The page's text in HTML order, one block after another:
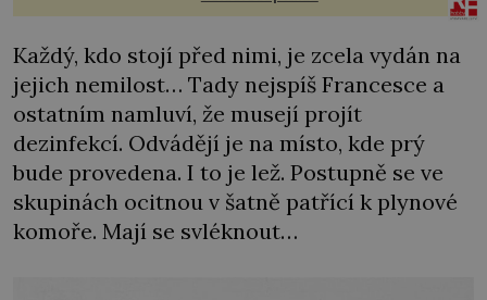
Každý, kdo stojí před nimi, je zcela vydán na
jejich nemilost… Tady nejspíš Francesce a
ostatním namluví, že musejí projít
dezinfekcí. Odvádějí je na místo, kde prý
bude provedena. I to je lež. Postupně se ve
skupinách ocitnou v šatně patřící k plynové
komoře. Mají se svléknout…